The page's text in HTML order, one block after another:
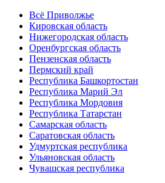
Всё Приволжье
Кировская область
Нижегородская область
Оренбургская область
Пензенская область
Пермский край
Республика Башкортостан
Республика Марий Эл
Республика Мордовия
Республика Татарстан
Самарская область
Саратовская область
Удмуртская республика
Ульяновская область
Чувашская республика